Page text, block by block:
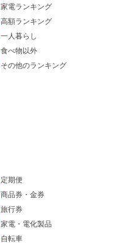
家電ランキング
高額ランキング
一人暮らし
食べ物以外
その他のランキング
定期便
商品券・金券
旅行券
家電・電化製品
自転車